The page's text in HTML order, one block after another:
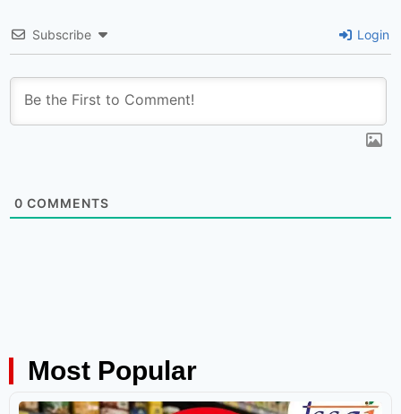
Subscribe Login
0 COMMENTS
Most Popular